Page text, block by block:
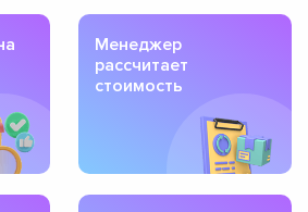
Менеджер
рассчитает
стоимость